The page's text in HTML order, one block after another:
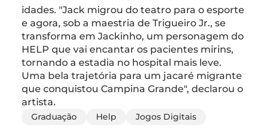
idades. "Jack migrou do teatro para o esporte
e agora, sob a maestria de Trigueiro Jr., se
transforma em Jackinho, um personagem do
HELP que vai encantar os pacientes mirins,
tornando a estadia no hospital mais leve.
Uma bela trajetória para um jacaré migrante
que conquistou Campina Grande", declarou o
artista.
Graduação Help Jogos Digitais